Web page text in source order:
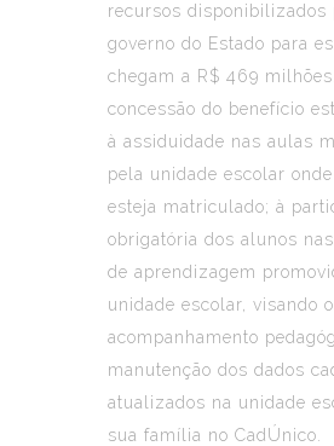
recursos disponibilizados
governo do Estado para
chegam a R$ 469
concessão do benefício
à assiduidade nas aulas
pela unidade escolar
esteja matriculado; à
obrigatória dos alunos
de aprendizagem
unidade escolar, visando
acompanhamento
manutenção dos dados
atualizados na unidade
sua família no CadÚnico.